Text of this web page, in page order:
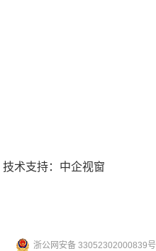
技术支持： 中企视窗
浙公网安备 33052302000839号